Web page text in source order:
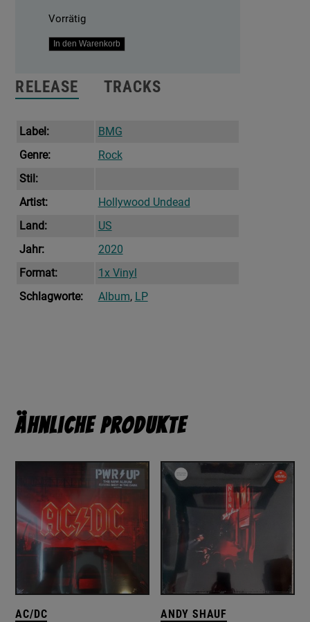
Vorrätig
New
1
In den Warenkorb
RELEASE TRACKS
Label:
BMG
Genre:
Rock
Stil:
Artist:
Hollywood Undead
Land:
US
Jahr:
2020
Format:
1x Vinyl
Schlagworte:
Album, LP
Ähnliche Produkte
AC/DC ANDY SHAUF